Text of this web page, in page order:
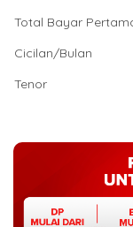
Total Bayar
Cicilan/Bulan
Tenor